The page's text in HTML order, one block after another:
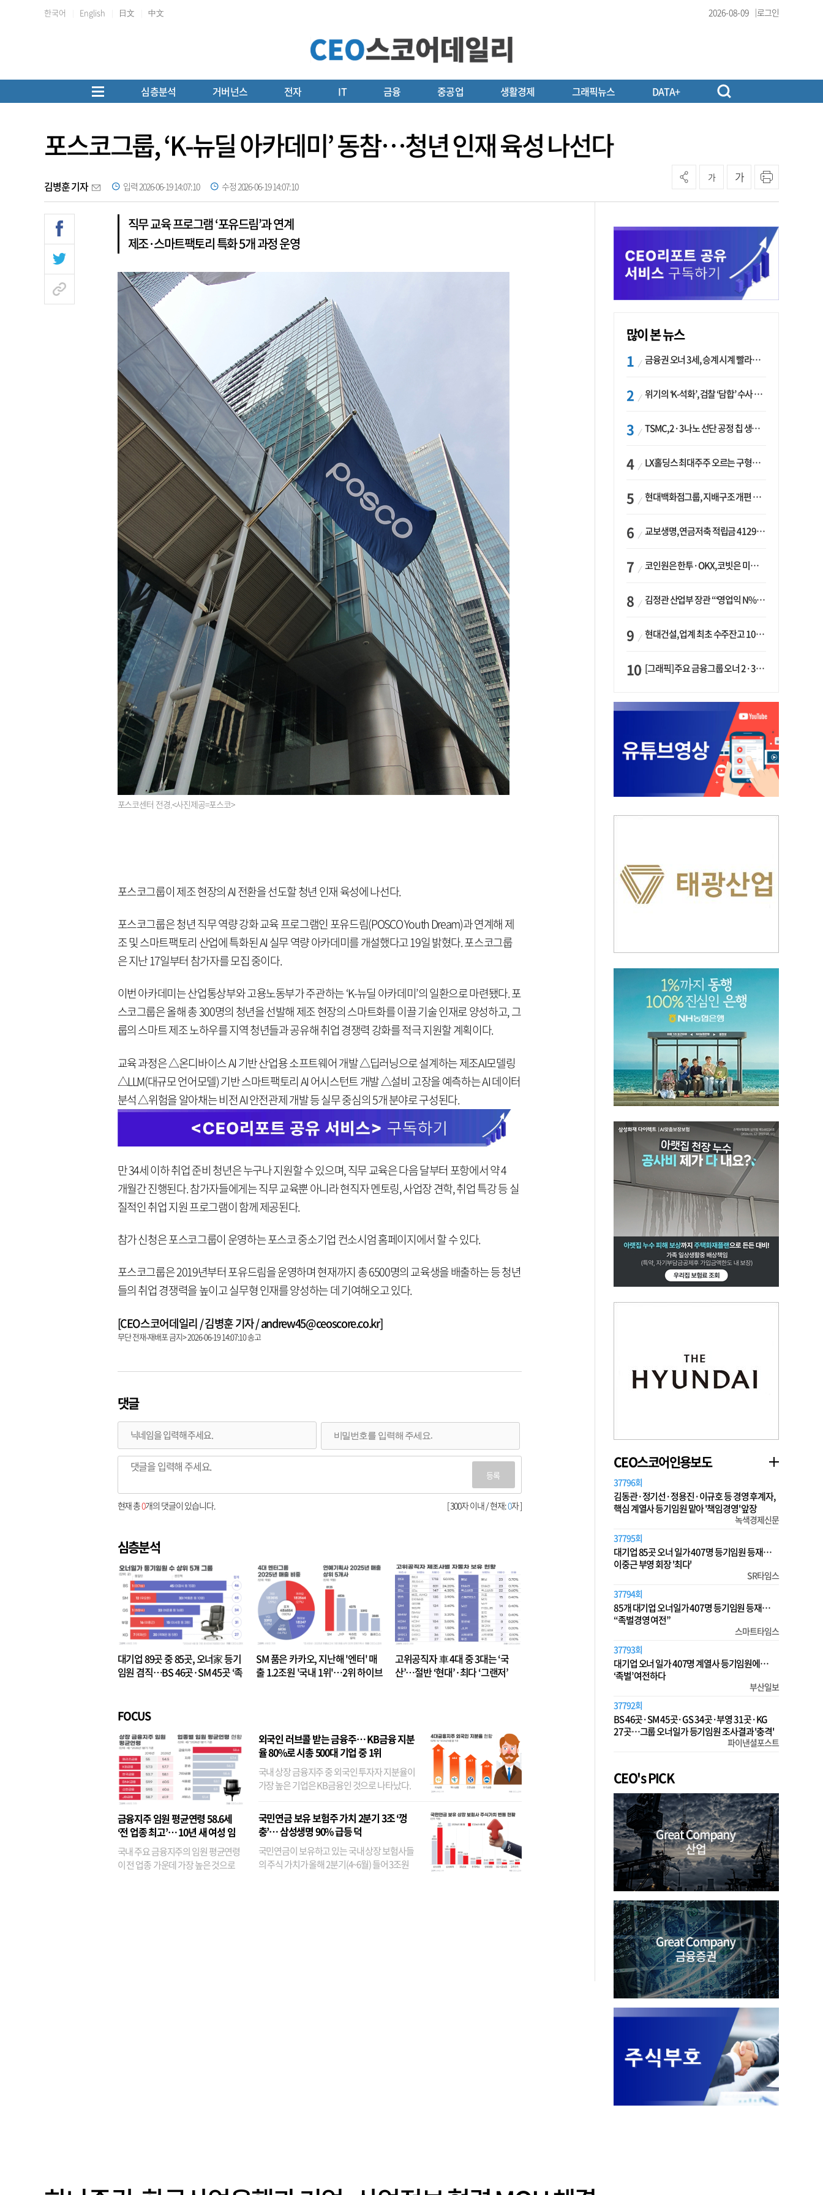
한국어 English 日文 中文 2026-08-09 로그인
심층분석 거버넌스 전자 IT 금융 중공업 생활경제 그래픽뉴스 DATA+
포스코그룹, ‘K-뉴딜 아카데미’ 동참…청년 인재 육성 나선다
김병훈 기자 입력 2026-06-19 14:07:10 수정 2026-06-19 14:07:10
가 가
직무 교육 프로그램 ‘포유드림’과 연계
제조·스마트팩토리 특화 5개 과정 운영
포스코센터 전경.<사진제공=포스코>
포스코그룹이 제조 현장의 AI 전환을 선도할 청년 인재 육성에 나선다.
포스코그룹은 청년 직무 역량 강화 교육 프로그램인 포유드림(POSCO Youth Dream)과 연계해 제
조 및 스마트팩토리 산업에 특화된 AI 실무 역량 아카데미를 개설했다고 19일 밝혔다. 포스코그룹
은 지난 17일부터 참가자를 모집 중이다.
이번 아카데미는 산업통상부와 고용노동부가 주관하는 ‘K-뉴딜 아카데미’의 일환으로 마련됐다. 포
스코그룹은 올해 총 300명의 청년을 선발해 제조 현장의 스마트화를 이끌 기술 인재로 양성하고, 그
룹의 스마트 제조 노하우를 지역 청년들과 공유해 취업 경쟁력 강화를 적극 지원할 계획이다.
교육 과정은 △온디바이스 AI 기반 산업용 소프트웨어 개발 △딥러닝으로 설계하는 제조AI모델링
△LLM(대규모 언어모델) 기반 스마트팩토리 AI 어시스턴트 개발 △설비 고장을 예측하는 AI 데이터
분석 △위험을 알아채는 비전 AI 안전관제 개발 등 실무 중심의 5개 분야로 구성된다.
만 34세 이하 취업 준비 청년은 누구나 지원할 수 있으며, 직무 교육은 다음 달부터 포항에서 약 4
개월간 진행된다. 참가자들에게는 직무 교육뿐 아니라 현직자 멘토링, 사업장 견학, 취업 특강 등 실
질적인 취업 지원 프로그램이 함께 제공된다.
참가 신청은 포스코그룹이 운영하는 포스코 중소기업 컨소시엄 홈페이지에서 할 수 있다.
포스코그룹은 2019년부터 포유드림을 운영하며 현재까지 총 6500명의 교육생을 배출하는 등 청년
들의 취업 경쟁력을 높이고 실무형 인재를 양성하는 데 기여해오고 있다.
[CEO스코어데일리 / 김병훈 기자 / andrew45@ceoscore.co.kr]
무단 전재-재배포 금지> 2026-06-19 14:07:10 송고
댓글
등록
[ 300자 이내 / 현재:0자 ]
현재 총0개의 댓글이 있습니다.
심층분석
대기업 89곳 중 85곳, 오너家 등기
임원 겸직…BS 46곳·SM 45곳 ‘족
SM 품은 카카오, 지난해 '엔터' 매
출 1.2조원 '국내 1위'…2위 하이브
고위공직자 車 4대 중 3대는 ‘국
산’…절반 ‘현대’·최다 ‘그랜저’
FOCUS
금융지주 임원 평균연령 58.6세
‘전 업종 최고’… 10년 새 여성 임
원은 14배 껑충
국내 주요 금융지주의 임원 평균연령
이 전 업종 가운데 가장 높은 것으로
외국인 러브콜 받는 금융주… KB금융 지분
율 80%로 시총 500대 기업 중 1위
국내 상장 금융지주 중 외국인 투자자 지분율이
가장 높은 기업은 KB금융인 것으로 나타났다.
융이었다. 특히 KB금융은 지난달 말 기준 해외
기관투자자 지분율이...
국민연금 보유 보험주 가치 2분기 3조 ‘껑
충’… 삼성생명 90% 급등 덕
국민연금이 보유하고 있는 국내 상장 보험사들
의 주식 가치가 올해 2분기(4~6월) 들어 3조원
많이 본 뉴스
금융권 오너 3세, 승계 시계 빨라지나…한국투자 ‘속도’·미래에셋·메리츠는 ‘거리두기’
위기의 ‘K-석화’, 검찰 ‘담합’ 수사 착수…“LG·한화·롯데 등 7개 업체, 8개 제품 가격 담합”
TSMC, 2·3나노 선단 공정 칩 생산 가속화…삼성, 파운드리 확장 변수 맞나
LX홀딩스 최대주주 오르는 구형모 사장…계열사 실적 개선 ‘과제’
현대백화점그룹, 지배구조 개편 작업…지주사 행위제한 요건 해소
교보생명, 연금저축 적립금 4129억 증가 ‘1위’…KB라이프는 최대 감소율
코인원은 한투·OKX, 코빗은 미래에셋…중소 거래소 ‘금융 동맹’ 승부수
김정관 산업부 장관 “‘영업익 N% 성과급’ 지급 반대…주주·투자자 이익 반해”
현대건설, 업계 최초 수주잔고 100조 돌파…하반기 ‘원전’ 수주 드라이브
[그래픽] 주요 금융그룹 오너 2·3세 현황
CEO스코어인용보도
37796회
김동관·정기선·정용진·이규호 등 경영 후계자,
핵심 계열사 등기임원 맡아 '책임경영' 앞장
녹색경제신문
37795회
대기업 85곳 오너 일가 407명 등기임원 등재…
이중근 부영 회장 '최다'
SR타임스
37794회
85개 대기업 오너일가 407명 등기임원 등재…
“족벌경영 여전”
스마트타임스
37793회
대기업 오너 일가 407명 계열사 등기임원에…
‘족벌’ 여전하다
부산일보
37792회
BS 46곳·SM 45곳·GS 34곳·부영 31곳·KG
27곳…그룹 오너일가 등기임원 조사결과 '충격'
파이낸셜포스트
CEO's PICK